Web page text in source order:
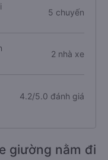
5 chuyến
2 nhà xe
4.2/5.0 đánh giá
giường nằm đi